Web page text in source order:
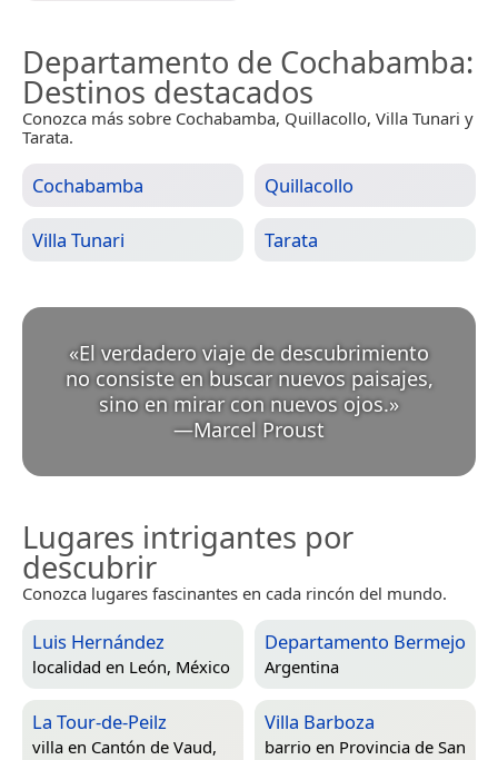
Departamento de Cochabamba:
Destinos destacados
Conozca más sobre Cochabamba, Quillacollo, Villa Tunari y
Tarata.
Cochabamba Quillacollo
Villa Tunari Tarata
«El verdadero viaje de descubrimiento
no consiste en buscar nuevos paisajes,
sino en mirar con nuevos ojos.
—Marcel Proust
Lugares intrigantes por
descubrir
Conozca lugares fascinantes en cada rincón del mundo.
Luis Hernández
localidad en León, México
Departamento Bermejo
Argentina
La Tour-de-Peilz
villa en Cantón de Vaud,
Villa Barboza
barrio en Provincia de San